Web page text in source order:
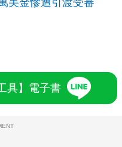
具】電子書